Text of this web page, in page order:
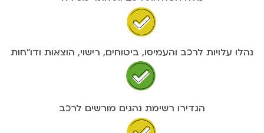
נהלו עלויות לרכב והעמיסו, ביטוחים, רישוי, הוצאות ודו"חות
הגדירו רשימת נהגים מורשים לרכב